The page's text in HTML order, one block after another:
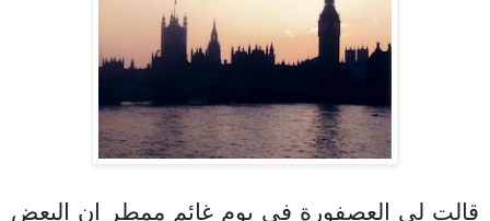
قالت لي العصفورة في يوم غائم ممطر إن البعض